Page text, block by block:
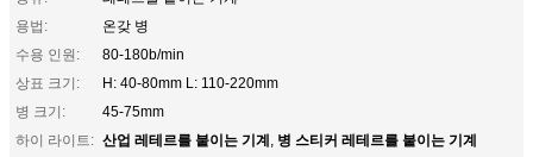
용법:
온갖 병
수용 인원:
80-180b/min
상표 크기:
H: 40-80mm L: 110-220mm
병 크기:
45-75mm
하이 라이트: 산업 레테르를 붙이는 기계, 병 스티커 레테르를 붙이는 기계